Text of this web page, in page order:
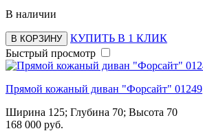
В наличии
В КОРЗИНУ
КУПИТЬ В 1 КЛИК
Быстрый просмотр
Прямой кожаный диван "Форсайт" 01249
Ширина 125; Глубина 70; Высота 70
168 000 руб.